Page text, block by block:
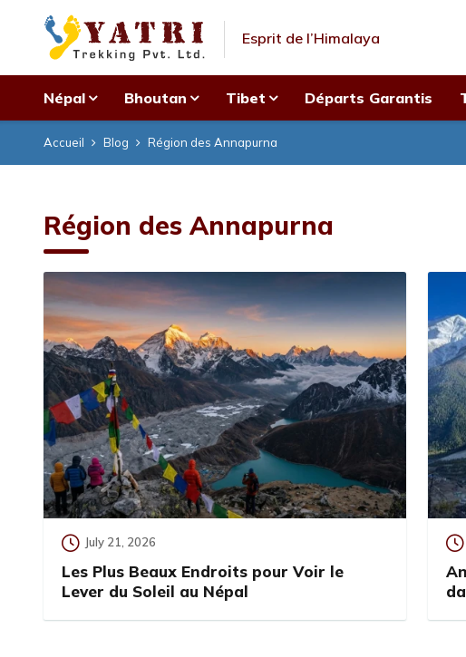
Esprit de l’Himalaya
Népal Bhoutan Tibet Départs Garantis
Accueil Blog Région des Annapurna
Région des Annapurna
July 21, 2026
Les Plus Beaux Endroits pour Voir le
Lever du Soleil au Népal